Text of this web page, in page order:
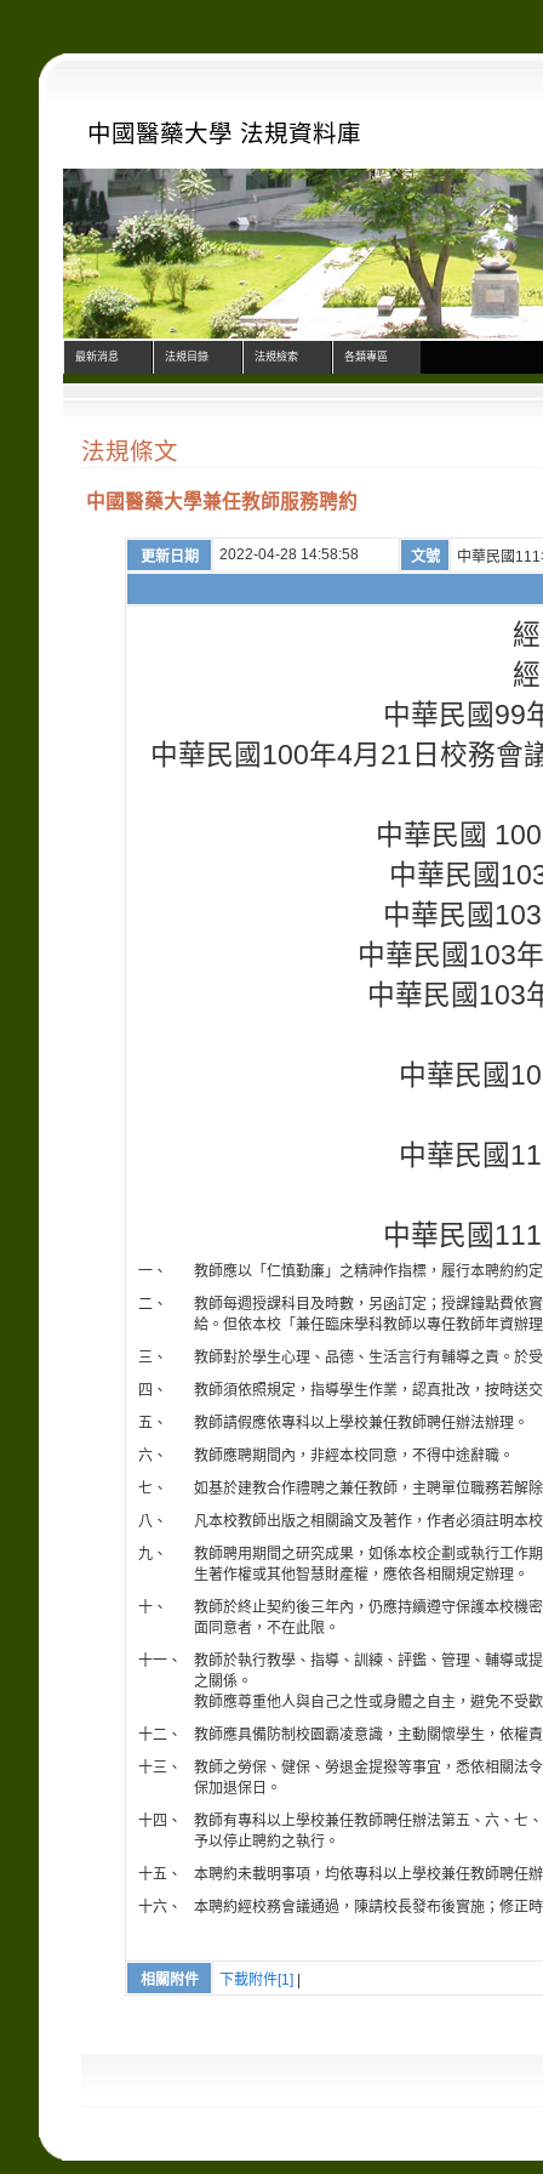
中國醫藥大學 法規資料庫
最新消息 法規目錄 法規檢索 各類專區
法規條文
中國醫藥大學兼任教師服務聘約
更新日期 2022-04-28 14:58:58 文號 中華民國
中華民國99
中華民國100年4月21日校務會
中華民國
中華民國
中華民國
中華民國103
中華民國103
中華民國
中華民國
中華民國
一、
教師應以「仁慎勤廉」之精神作指標，履行本聘約約
二、
教師每週授課科目及時數，另函訂定；授課鐘點費依
給。但依本校「兼任臨床學科教師以專任教師年資辦
三、
教師對於學生心理、品德、生活言行有輔導之責。於
四、
教師須依照規定，指導學生作業，認真批改，按時送
五、
教師請假應依專科以上學校兼任教師聘任辦法辦理。
六、
教師應聘期間內，非經本校同意，不得中途辭職。
七、
如基於建教合作禮聘之兼任教師，主聘單位職務若解
八、
凡本校教師出版之相關論文及著作，作者必須註明本
九、
教師聘用期間之研究成果，如係本校企劃或執行工作
生著作權或其他智慧財產權，應依各相關規定辦理。
十、
教師於終止契約後三年內，仍應持續遵守保護本校機
面同意者，不在此限。
十一、
教師於執行教學、指導、訓練、評鑑、管理、輔導或
之關係。
教師應尊重他人與自己之性或身體之自主，避免不受
十二、
教師應具備防制校園霸凌意識，主動關懷學生，依權
十三、
教師之勞保、健保、勞退金提撥等事宜，悉依相關法
保加退保日。
十四、
教師有專科以上學校兼任教師聘任辦法第五、六、七
予以停止聘約之執行。
十五、
本聘約未載明事項，均依專科以上學校兼任教師聘任
十六、
本聘約經校務會議通過，陳請校長發布後實施；修正
相關附件 下載附件[1]